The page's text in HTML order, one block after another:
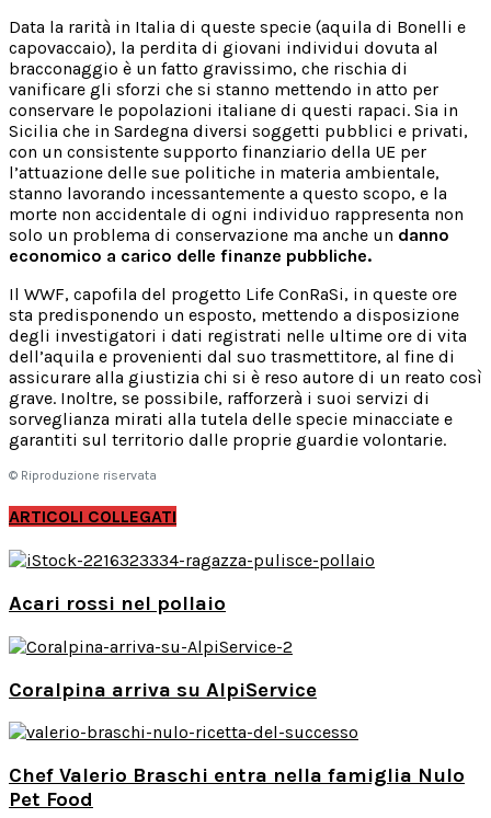
Data la rarità in Italia di queste specie (aquila di Bonelli e
capovaccaio), la perdita di giovani individui dovuta al
bracconaggio è un fatto gravissimo, che rischia di
vanificare gli sforzi che si stanno mettendo in atto per
conservare le popolazioni italiane di questi rapaci. Sia in
Sicilia che in Sardegna diversi soggetti pubblici e privati,
con un consistente supporto finanziario della UE per
l’attuazione delle sue politiche in materia ambientale,
stanno lavorando incessantemente a questo scopo, e la
morte non accidentale di ogni individuo rappresenta non
solo un problema di conservazione ma anche un danno
economico a carico delle finanze pubbliche.
Il WWF, capofila del progetto Life ConRaSi, in queste ore
sta predisponendo un esposto, mettendo a disposizione
degli investigatori i dati registrati nelle ultime ore di vita
dell’aquila e provenienti dal suo trasmettitore, al fine di
assicurare alla giustizia chi si è reso autore di un reato così
grave. Inoltre, se possibile, rafforzerà i suoi servizi di
sorveglianza mirati alla tutela delle specie minacciate e
garantiti sul territorio dalle proprie guardie volontarie.
© Riproduzione riservata
ARTICOLI COLLEGATI
Acari rossi nel pollaio
Coralpina arriva su AlpiService
Chef Valerio Braschi entra nella famiglia Nulo
Pet Food